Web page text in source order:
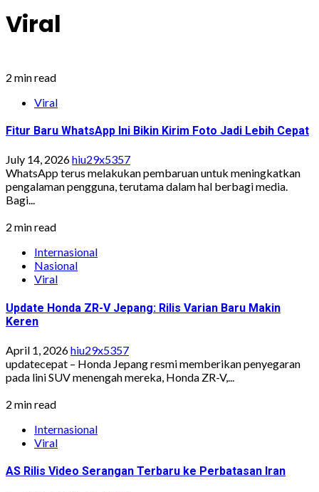
Viral
2 min read
Viral
Fitur Baru WhatsApp Ini Bikin Kirim Foto Jadi Lebih Cepat
July 14, 2026hiu29x5357
WhatsApp terus melakukan pembaruan untuk meningkatkan
pengalaman pengguna, terutama dalam hal berbagi media.
Bagi...
2 min read
Internasional
Nasional
Viral
Update Honda ZR-V Jepang: Rilis Varian Baru Makin
Keren
April 1, 2026hiu29x5357
updatecepat – Honda Jepang resmi memberikan penyegaran
pada lini SUV menengah mereka, Honda ZR-V,...
2 min read
Internasional
Viral
AS Rilis Video Serangan Terbaru ke Perbatasan Iran